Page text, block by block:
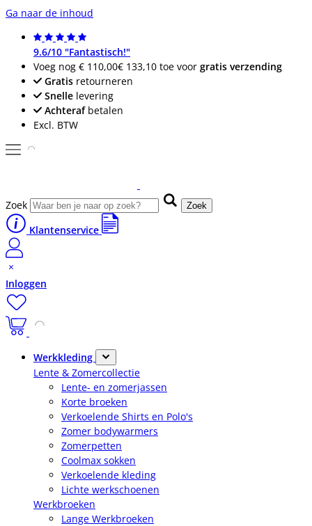
Ga naar de inhoud
9.6/10 "Fantastisch!"
Voeg nog € 110,00€ 133,10 toe voor gratis verzending
Gratis retourneren
Snelle levering
Achterafbetalen
Excl. BTW
Zoek Zoek
Klantenservice
Inloggen
Werkkleding
Lente & Zomercollectie
Lente- en zomerjassen
Korte broeken
Verkoelende Shirts en Polo's
Zomer bodywarmers
Zomerpetten
Coolmax sokken
Verkoelende kleding
Lichte werkschoenen
Werkbroeken
Lange Werkbroeken